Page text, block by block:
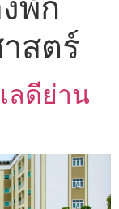
พัก
สตร์
ลดีย่าน